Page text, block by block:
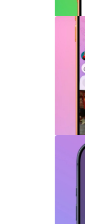
复实
添加文